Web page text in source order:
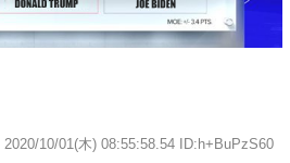
2020/10/01(木) 08:55:58.54 ID:h+BuPzS60